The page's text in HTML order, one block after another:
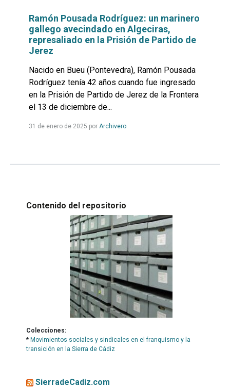
Ramón Pousada Rodríguez: un marinero
gallego avecindado en Algeciras,
represaliado en la Prisión de Partido de
Jerez
Nacido en Bueu (Pontevedra), Ramón Pousada
Rodríguez tenía 42 años cuando fue ingresado
en la Prisión de Partido de Jerez de la Frontera
el 13 de diciembre de...
31 de enero de 2025 por ArchiveroLeer
Contenido del repositorio
Colecciones:
* Movimientos sociales y sindicales en el franquismo y la
transición en la Sierra de Cádiz
SierradeCadiz.com